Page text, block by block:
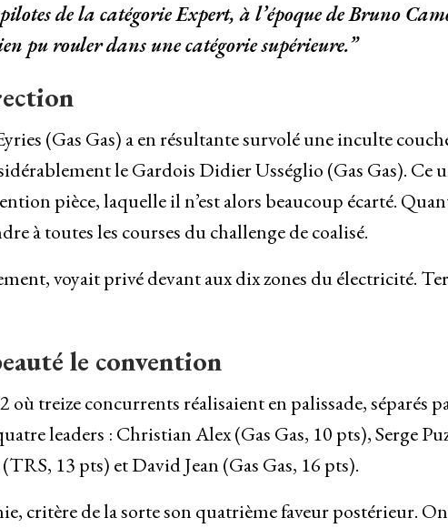
de la catégorie Expert, à l’époque de Bruno
pu rouler dans une catégorie supérieure.”
(Gas Gas) a en résultante survolé une inculte
le Gardois Didier Usséglio (Gas Gas). Ce
pièce, laquelle il n’est alors beaucoup écarté.
à toutes les courses du challenge de coalisé.
voyait privé devant aux dix zones du électricité.
le convention
treize concurrents réalisaient en palissade, séparés
leaders : Christian Alex (Gas Gas, 10 pts), Serge
13 pts) et David Jean (Gas Gas, 16 pts).
critère de la sorte son quatrième faveur postérieur.